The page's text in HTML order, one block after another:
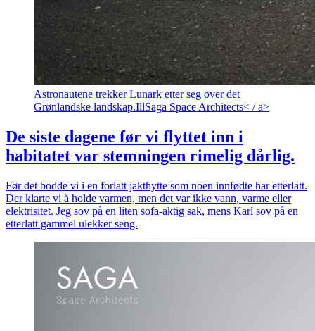
Astronautene trekker Lunark etter seg over det
Grønlandske landskap.IllSaga Space Architects< / a>
De siste dagene før vi flyttet inn i
habitatet var stemningen rimelig dårlig.
Før det bodde vi i en forlatt jakthytte som noen innfødte har etterlatt.
Der klarte vi å holde varmen, men det var ikke vann, varme eller
elektrisitet. Jeg sov på en liten sofa-aktig sak, mens Karl sov på en
etterlatt gammel ulekker seng.